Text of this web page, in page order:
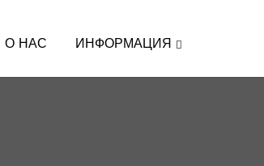
О НАС ИНФОРМАЦИЯ